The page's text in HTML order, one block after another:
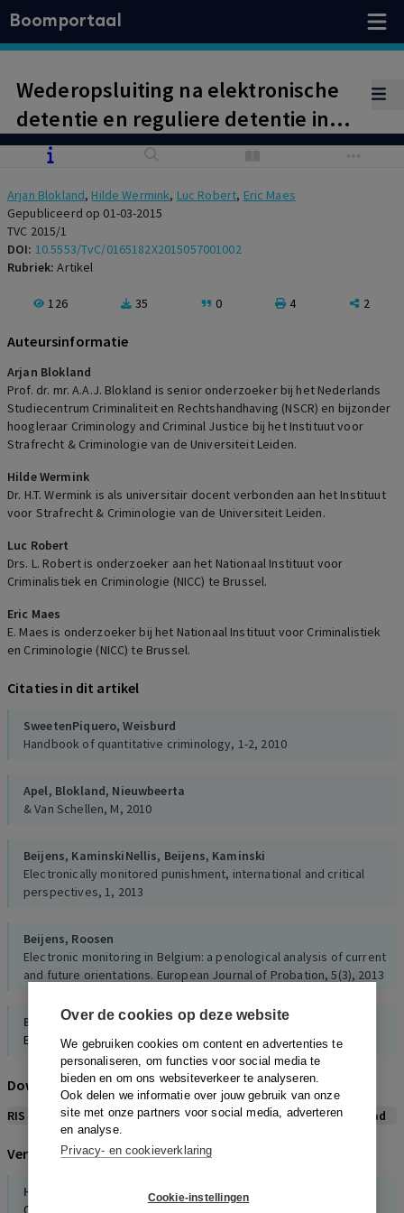
Over de cookies op deze website
We gebruiken cookies om content en advertenties te
personaliseren, om functies voor social media te
bieden en om ons websiteverkeer te analyseren.
Ook delen we informatie over jouw gebruik van onze
site met onze partners voor social media, adverteren
en analyse.
Privacy- en cookieverklaring
Cookie-instellingen
Boomportaal
Wederopsluiting na elektronische
detentie en reguliere detentie in
België
Arjan Blokland, Hilde Wermink, Luc Robert, Eric Maes
Gepubliceerd op 01-03-2015
TVC 2015/1
DOI: 10.5553/TvC/0165182X2015057001002
Rubriek:Artikel
126 35 0 4 2
Auteursinformatie
Arjan Blokland
Prof. dr. mr. A.A.J. Blokland is senior onderzoeker bij het Nederlands
Studiecentrum Criminaliteit en Rechtshandhaving (NSCR) en bijzonder
hoogleraar Criminology and Criminal Justice bij het Instituut voor
Strafrecht & Criminologie van de Universiteit Leiden.
Hilde Wermink
Dr. H.T. Wermink is als universitair docent verbonden aan het Instituut
voor Strafrecht & Criminologie van de Universiteit Leiden.
Luc Robert
Drs. L. Robert is onderzoeker aan het Nationaal Instituut voor
Criminalistiek en Criminologie (NICC) te Brussel.
Eric Maes
E. Maes is onderzoeker bij het Nationaal Instituut voor Criminalistiek
en Criminologie (NICC) te Brussel.
Citaties in dit artikel
SweetenPiquero,Weisburd
Handbook of quantitative criminology, 1-2, 2010
Apel, Blokland, Nieuwbeerta
& Van Schellen, M, 2010
Beijens, KaminskiNellis, Beijens, Kaminski
Electronically monitored punishment, international and critical
perspectives, 1, 2013
Beijens, Roosen
Electronic monitoring in Belgium: a penological analysis of current
and future orientations. European Journal of Probation, 5(3), 2013
Beijens,Bas,Kaminski
Elektronisch toezicht in België. Een schijnbaar penitentiair
ontstoppingsmiddel
Panopticon, 3, 2007
Beijens, Devresse,
Kaminski
Over het ‘eigen’aardige, 2007
Daems
De machines van Justitie. Vijftien jaar elektronisch toezicht in
Download citeerwijze bij dit artikel
RIS BibTex APA Vancouver Leidraad
Verwijzingen naar dit artikel
Henk Elffers
Quasi-experimentele criminologische effectstudies met